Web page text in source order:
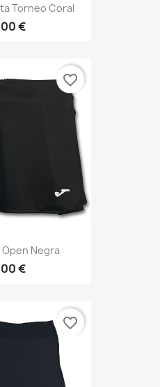
Torneo Coral
€
Open Negra
€
favorite_border
favorite_border